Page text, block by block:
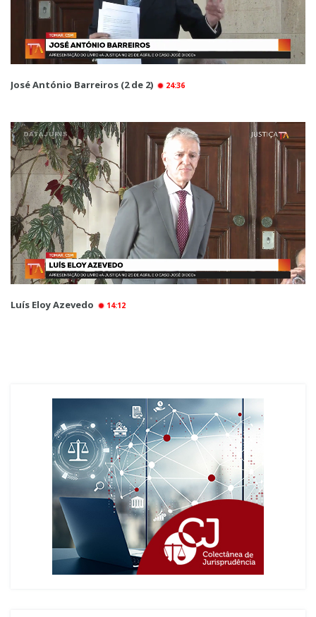
José António Barreiros (2 de 2) 24:36
Luís Eloy Azevedo 14:12